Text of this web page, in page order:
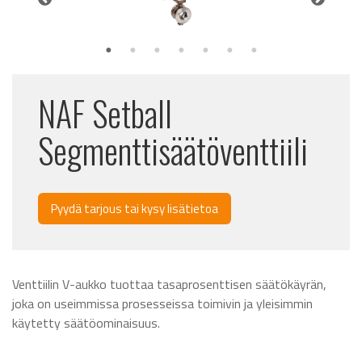
NAF Setball
Segmenttisäätöventtiili
Pyydä tarjous tai kysy lisätietoa
Venttiilin V-aukko tuottaa tasaprosenttisen säätökäyrän,
joka on useimmissa prosesseissa toimivin ja yleisimmin
käytetty säätöominaisuus.